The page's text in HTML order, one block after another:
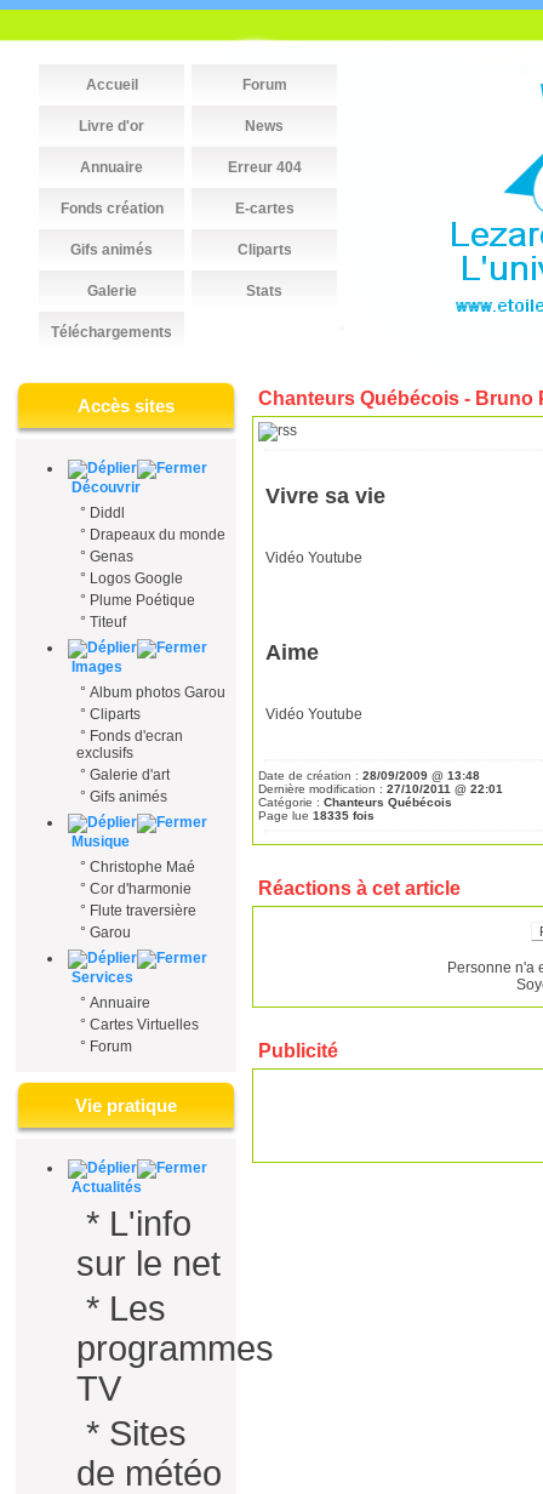
Accueil Forum
Livre d'or News
Annuaire Erreur 404
Fonds création E-cartes
Gifs animés Cliparts
Galerie Stats
Téléchargements
Accès sites
Découvrir
° Diddl
° Drapeaux du monde
° Genas
° Logos Google
° Plume Poétique
° Titeuf
Images
° Album photos Garou
° Cliparts
° Fonds d'ecran
exclusifs
° Galerie d'art
° Gifs animés
Musique
° Christophe Maé
° Cor d'harmonie
° Flute traversière
° Garou
Services
° Annuaire
° Cartes Virtuelles
° Forum
Vie pratique
Actualités
* L'info
sur le net
* Les
programmes
TV
* Sites
de météo
Chanteurs Québécois - Bruno
Vivre sa vie
Vidéo Youtube
Aime
Vidéo Youtube
Date de création : 28/09/2009 @ 13:48
Dernière modification : 27/10/2011 @ 22:01
Catégorie : Chanteurs Québécois
Page lue 18335 fois
Réactions à cet article
Personne n'a
Publicité